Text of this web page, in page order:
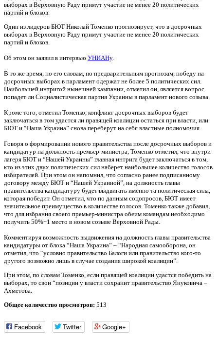
выборах в Верховную Раду примут участие не менее 20 политических
партий и блоков.
Один из лидеров БЮТ Николай Томенко прогнозирует, что в досрочных
выборах в Верховную Раду примут участие не менее 20 политических
партий и блоков.
Об этом он заявил в интервью УНИАНу.
В то же время, по его словам, по предварительным прогнозам, победу на
досрочных выборах в парламент одержат не более 5 политических сил.
Наибольшей интригой нынешней кампании, отметил он, является вопрос
попадет ли Социалистическая партия Украины в парламент нового созыва.
Кроме того, отметил Томенко, конфликт досрочных выборов будет
заключаться в том удастся ли правящей коалиции остаться при власти, или
БЮТ и “Наша Украина” снова переберут на себя властные полномочия.
Говоря о формировании нового правительства после досрочных выборов и
кандидатур на должность премьер-министра, Томенко отметил, что внутри
лагеря БЮТ и “Нашей Украины” главная интрига будет заключаться в том,
кто из этих двух политических сил наберет наибольшее количество голосов
избирателей. При этом он напомнил, что согласно ранее подписанному
договору между БЮТ и “Нашей Украиной”, на должность главы
правительства кандидатуру будет выдвигать именно та политическая сила,
которая победит. Он отметил, что по данным соцопросов, БЮТ имеет
значительное преимущество в количестве голосов. Томенко также добавил,
что для избрания своего премьер-министра обеим командам необходимо
получить 50%+1 место в новом созыве Верховной Рады.
Комментируя возможность выдвижения на должность главы правительства
кандидатуры от блока “Наша Украина” – “Народная самооборона, он
отметил, что “условно правительство Балоги или правительство кого-то
другого возможно лишь в случае создания широкой коалиции”.
При этом, по словам Томенко, если правящей коалиции удастся победить на
выборах, то свои “позиции у власти сохранит правительство Януковича –
Ахметова.
Общее количество просмотров: 513
Facebook Twitter Google+